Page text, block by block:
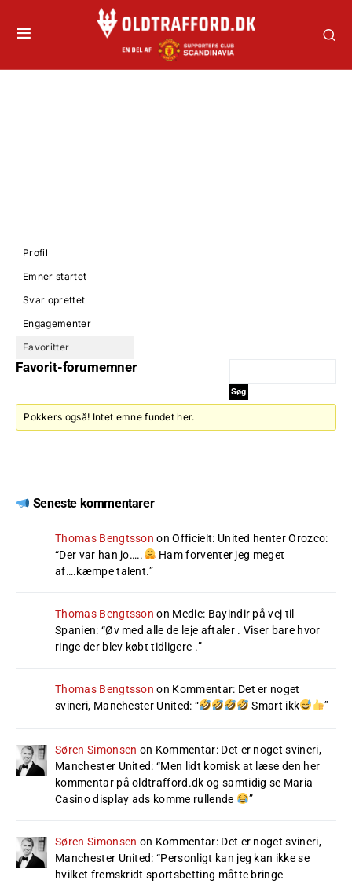
Profil
Emner startet
Svar oprettet
Engagementer
Favoritter
Favorit-forumemner
Pokkers også! Intet emne fundet her.
Seneste kommentarer
Thomas Bengtsson onOfficielt: United henter Orozco:
“Der var han jo…..
Ham forventer jeg meget
af….kæmpe talent.”
Thomas Bengtsson on Medie: Bayindir på vej til
Spanien: “Øv med alle de leje aftaler . Viser bare hvor
ringe der blev købt tidligere .”
Thomas Bengtsson on Kommentar: Det er noget
svineri, Manchester United: “ Smart ikk ”
Søren Simonsen on Kommentar: Det er noget svineri,
Manchester United: “Men lidt komisk at læse den her
kommentar på oldtrafford.dk og samtidig se Maria
Casino display ads komme rullende
”
Søren Simonsen on Kommentar: Det er noget svineri,
Manchester United: “Personligt kan jeg kan ikke se
hvilket fremskridt sportsbetting måtte bringe